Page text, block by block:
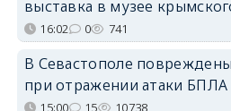
выставка в музее
16:02 0 741
В Севастополе
при отражении атаки БПЛА
15:00 15 10738